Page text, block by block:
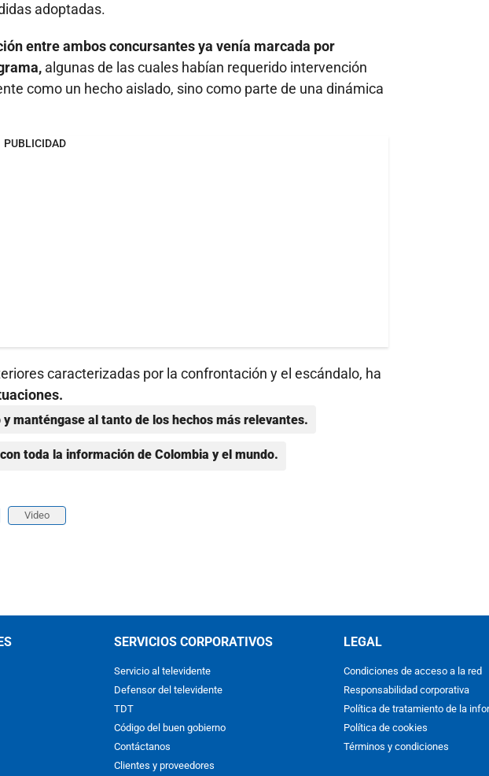
adoptadas.
entre ambos concursantes ya venía marcada por
algunas de las cuales habían requerido intervención
como un hecho aislado, sino como parte de una dinámica
PUBLICIDAD
caracterizadas por la confrontación y el escándalo, ha
manténgase al tanto de los hechos más relevantes.
toda la información de Colombia y el mundo.
Video
SERVICIOS CORPORATIVOS
Servicio al televidente
Defensor del televidente
TDT
Código del buen gobierno
Contáctanos
Clientes y proveedores
LEGAL
Condiciones de acceso a la red
Responsabilidad corporativa
Política de tratamiento de la
Política de cookies
Términos y condiciones